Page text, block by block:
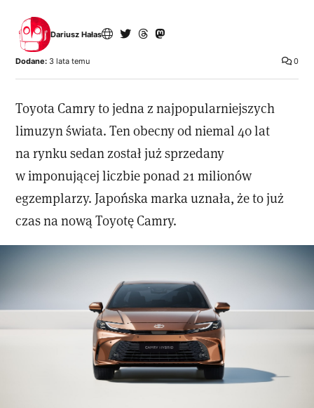
Dariusz Hałas
0
Dodane: 3 lata temu
Toyota Camry to jedna z najpopularniejszych
limuzyn świata. Ten obecny od niemal 40 lat
na rynku sedan został już sprzedany
w imponującej liczbie ponad 21 milionów
egzemplarzy. Japońska marka uznała, że to już
czas na nową Toyotę Camry.